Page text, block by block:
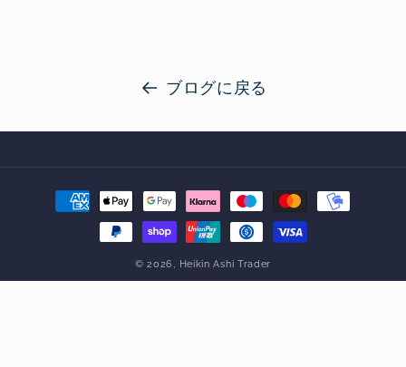
ブログに戻る
© 2026, Heikin Ashi Trader